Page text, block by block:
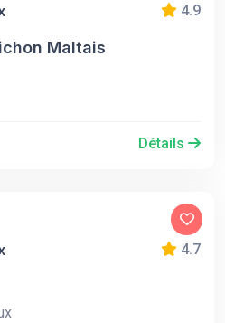
4.9
Maltais
Détails
4.7